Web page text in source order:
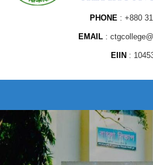
PHONE +880
EMAIL
EIIN